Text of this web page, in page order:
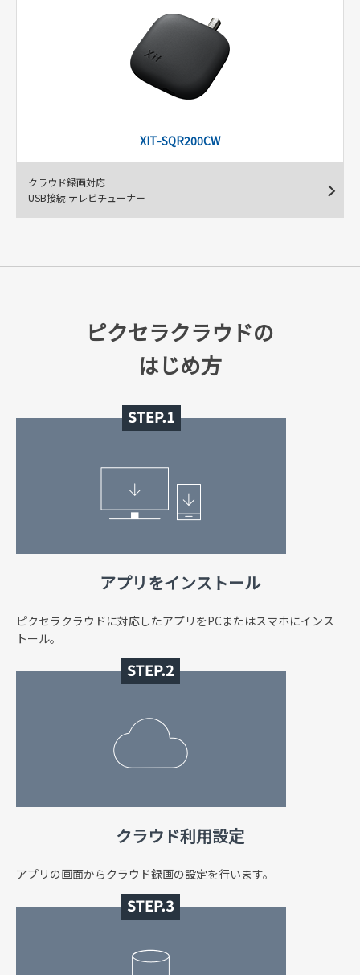
XIT-SQR200CW
クラウド録画対応
USB接続 テレビチューナー
ピクセラクラウドの
はじめ方
アプリをインストール
ピクセラクラウドに対応したアプリをPCまたはスマホにインス
トール。
クラウド利用設定
アプリの画面からクラウド録画の設定を行います。